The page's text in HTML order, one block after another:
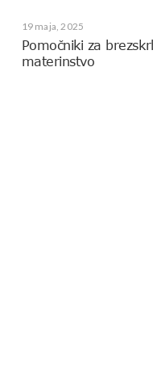
19 maja, 2025
Pomočniki za
materinstvo